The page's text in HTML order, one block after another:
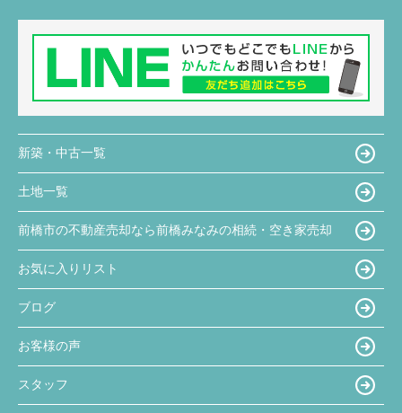
新築・中古一覧
土地一覧
前橋市の不動産売却なら前橋みなみの相続・空き家売却
お気に入りリスト
ブログ
お客様の声
スタッフ